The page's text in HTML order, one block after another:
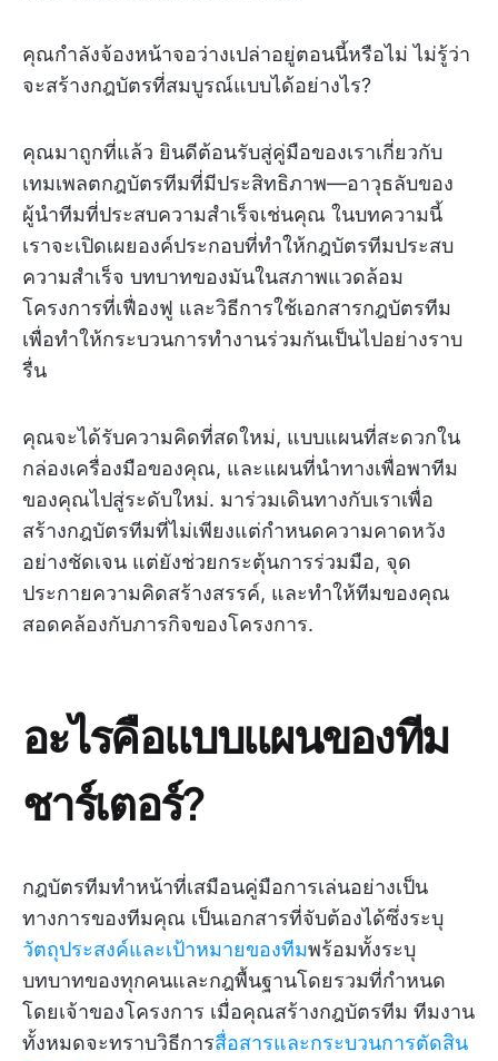
คุณกำลังจ้องหน้าจอว่างเปล่าอยู่ตอนนี้หรือไม่ ไม่รู้ว่า
จะสร้างกฎบัตรที่สมบูรณ์แบบได้อย่างไร?
คุณมาถูกที่แล้ว ยินดีต้อนรับสู่คู่มือของเราเกี่ยวกับ
เทมเพลตกฎบัตรทีมที่มีประสิทธิภาพ—อาวุธลับของ
ผู้นำทีมที่ประสบความสำเร็จเช่นคุณ ในบทความนี้
เราจะเปิดเผยองค์ประกอบที่ทำให้กฎบัตรทีมประสบ
ความสำเร็จ บทบาทของมันในสภาพแวดล้อม
โครงการที่เฟื่องฟู และวิธีการใช้เอกสารกฎบัตรทีม
เพื่อทำให้กระบวนการทำงานร่วมกันเป็นไปอย่างราบ
รื่น
คุณจะได้รับความคิดที่สดใหม่, แบบแผนที่สะดวกใน
กล่องเครื่องมือของคุณ, และแผนที่นำทางเพื่อพาทีม
ของคุณไปสู่ระดับใหม่. มาร่วมเดินทางกับเราเพื่อ
สร้างกฎบัตรทีมที่ไม่เพียงแต่กำหนดความคาดหวัง
อย่างชัดเจน แต่ยังช่วยกระตุ้นการร่วมมือ, จุด
ประกายความคิดสร้างสรรค์, และทำให้ทีมของคุณ
สอดคล้องกับภารกิจของโครงการ.
อะไรคือแบบแผนของทีม
ชาร์เตอร์?
กฎบัตรทีมทำหน้าที่เสมือนคู่มือการเล่นอย่างเป็น
ทางการของทีมคุณ เป็นเอกสารที่จับต้องได้ซึ่งระบุ
วัตถุประสงค์และเป้าหมายของทีมพร้อมทั้งระบุ
บทบาทของทุกคนและกฎพื้นฐานโดยรวมที่กำหนด
โดยเจ้าของโครงการ เมื่อคุณสร้างกฎบัตรทีม ทีมงาน
ทั้งหมดจะทราบวิธีการสื่อสารและกระบวนการตัดสิน